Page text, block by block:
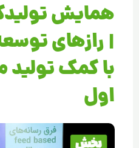
همایش
| راز‌های
با کمک
اول